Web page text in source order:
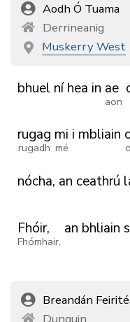
Aodh Ó Tuama
Derrineanig
Muskerry West
bhuel ní hea in ae
aon
rugag
rugadh
mi
mé
i mbliain
nócha, an ceathrú
Fhóir,
Fhómhair,
an bhliain
Breandán
Dunquin